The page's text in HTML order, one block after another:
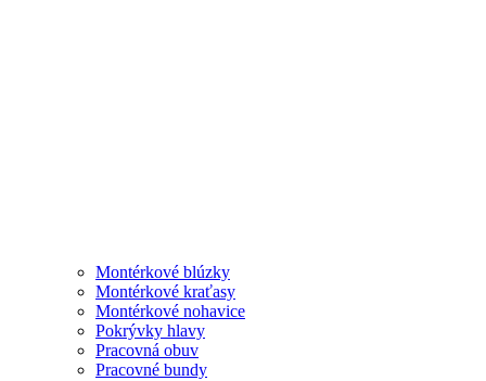
Montérkové blúzky
Montérkové kraťasy
Montérkové nohavice
Pokrývky hlavy
Pracovná obuv
Pracovné bundy